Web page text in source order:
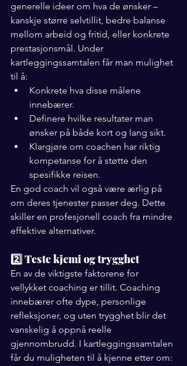
generelle ideer om hva de ønsker –
kanskje større selvtillit, bedre balanse
mellom arbeid og fritid, eller konkrete
prestasjonsmål. Under
kartleggingssamtalen får man mulighet
til å:
Konkrete hva disse målene
innebærer.
Definere hvilke resultater man
ønsker på både kort og lang sikt.
Klargjøre om coachen har riktig
kompetanse for å støtte den
spesifikke reisen.
En god coach vil også være ærlig på
om deres tjenester passer deg. Dette
skiller en profesjonell coach fra mindre
effektive alternativer.
2️⃣ Teste kjemi og trygghet
En av de viktigste faktorene for
vellykket coaching er tillit. Coaching
innebærer ofte dype, personlige
refleksjoner, og uten trygghet blir det
vanskelig å oppnå reelle
gjennombrudd. I kartleggingssamtalen
får du muligheten til å kjenne etter om: